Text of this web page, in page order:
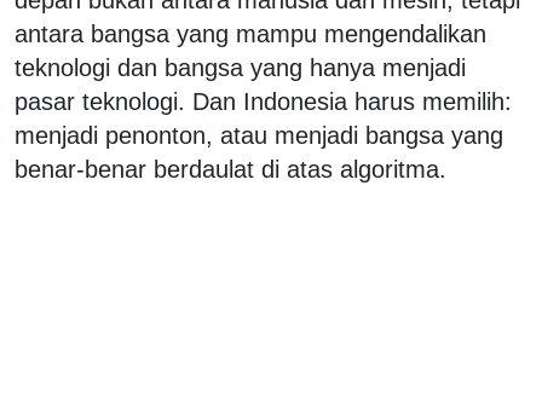
antara bangsa yang mampu mengendalikan
teknologi dan bangsa yang hanya menjadi
pasar teknologi. Dan Indonesia harus memilih:
menjadi penonton, atau menjadi bangsa yang
benar-benar berdaulat di atas algoritma.